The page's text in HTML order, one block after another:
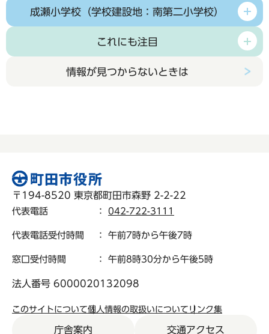
成瀬小学校（学校建設地：南第二小学校）
これにも注目
情報が見つからないときは
〒194-8520 東京都町田市森野 2-2-22
代表電話 ： 042-722-3111
代表電話受付時間 ： 午前7時から午後7時
窓口受付時間 ： 午前8時30分から午後5時
法人番号 6000020132098
このサイトについて個人情報の取扱いについて リンク集
庁舎案内 交通アクセス